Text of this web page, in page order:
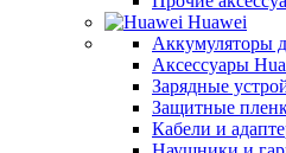
Huawei
Аккумуляторы
Аксессуары
Зарядные
Защитные
Кабели и